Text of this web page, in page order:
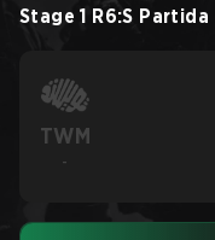
Stage 1 R6:S Partida
TWM
-